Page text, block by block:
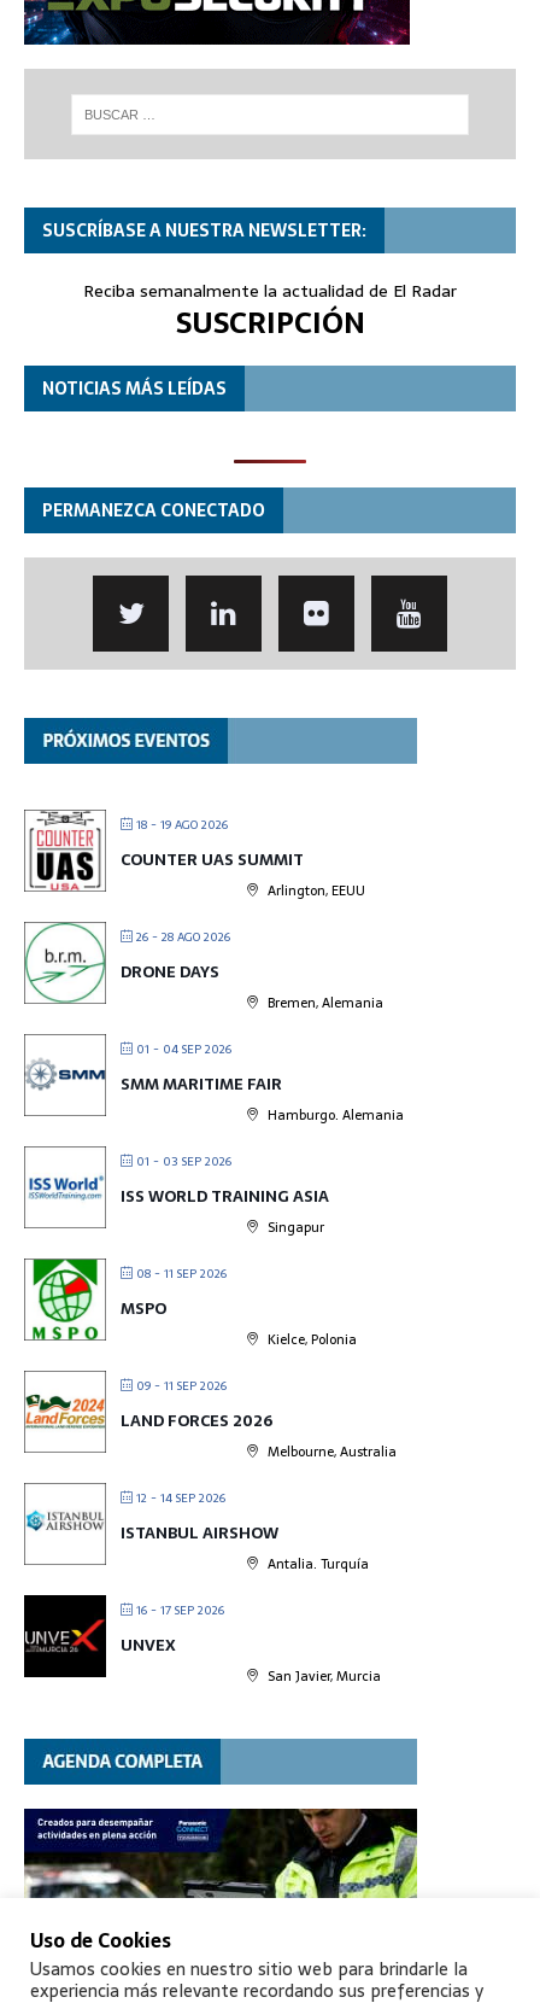
SUSCRÍBASE A NUESTRA NEWSLETTER:
Reciba semanalmente la actualidad de El Radar
SUSCRIPCIÓN
NOTICIAS MÁS LEÍDAS
PERMANEZCA CONECTADO
18 - 19 AGO 2026
COUNTER UAS SUMMIT
Arlington, EEUU
26 - 28 AGO 2026
DRONE DAYS
Bremen, Alemania
01 - 04 SEP 2026
SMM MARITIME FAIR
Hamburgo. Alemania
01 - 03 SEP 2026
ISS WORLD TRAINING ASIA
Singapur
08 - 11 SEP 2026
MSPO
Kielce, Polonia
09 - 11 SEP 2026
LAND FORCES 2026
Melbourne, Australia
12 - 14 SEP 2026
ISTANBUL AIRSHOW
Antalia. Turquía
16 - 17 SEP 2026
UNVEX
San Javier, Murcia
Uso de Cookies
Usamos cookies en nuestro sitio web para brindarle la
experiencia más relevante recordando sus preferencias y